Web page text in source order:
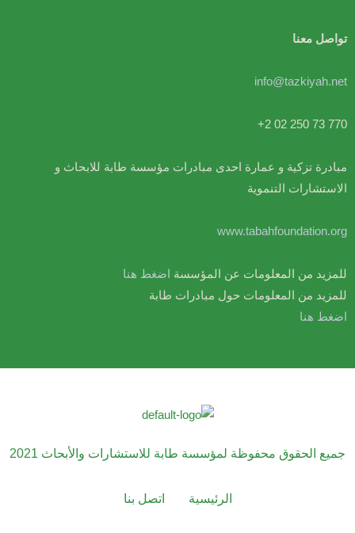
تواصل معنا
info@tazkiyah.net
+2 02 250 73 770
مبادرة تزكية و عمارة احدى مبادرات مؤسسة طابة للابحاث و
الاستشارات التنموية
www.tabahfoundation.org
للمزيد من المعلومات عن المؤسسة اضغط هنا
للمزيد من المعلومات حول مبادرات طابة
اضغط هنا
جميع الحقوق محفوظة لمؤسسة طابة للاستشارات والأبحاث 2021
الرئيسية اتصل بنا